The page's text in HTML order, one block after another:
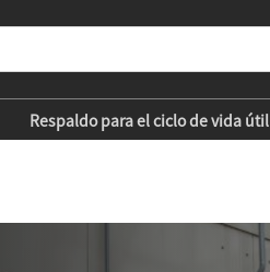
Respaldo para el ciclo de vida útil